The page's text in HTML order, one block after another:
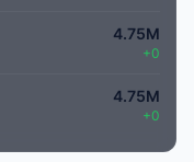
4.75M
+0
4.75M
+0